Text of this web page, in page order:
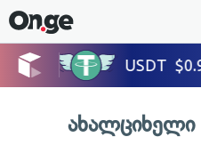
ახალციხელი